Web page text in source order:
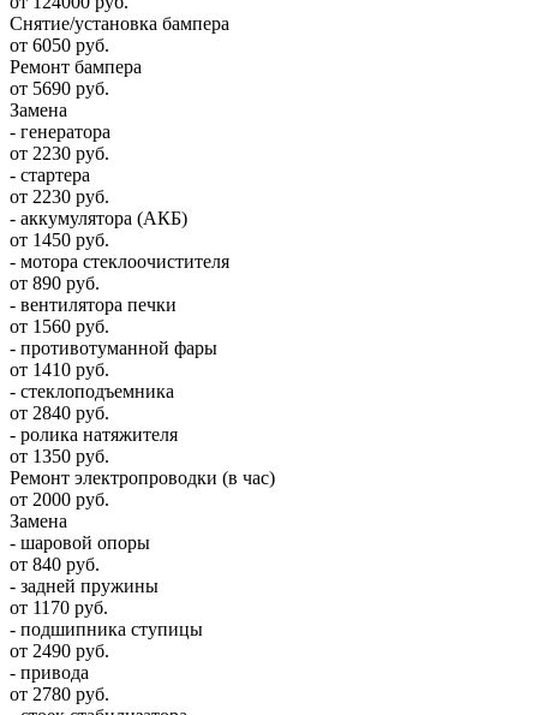
Снятие/установка бампера
от 6050 руб.
Ремонт бампера
от 5690 руб.
Замена
- генератора
от 2230 руб.
- стартера
от 2230 руб.
- аккумулятора (АКБ)
от 1450 руб.
- мотора стеклоочистителя
от 890 руб.
- вентилятора печки
от 1560 руб.
- противотуманной фары
от 1410 руб.
- стеклоподъемника
от 2840 руб.
- ролика натяжителя
от 1350 руб.
Ремонт электропроводки (в час)
от 2000 руб.
Замена
- шаровой опоры
от 840 руб.
- задней пружины
от 1170 руб.
- подшипника ступицы
от 2490 руб.
- привода
от 2780 руб.